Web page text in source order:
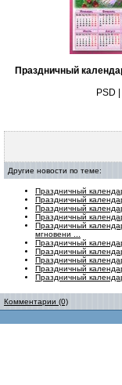
Праздничный
PSD
Другие новости по теме:
Праздничный
Праздничный
Праздничный
Праздничный
Праздничный
мгновени ...
Праздничный
Праздничный
Праздничный
Праздничный
Праздничный
Комментарии (0)